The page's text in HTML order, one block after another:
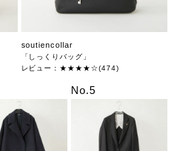
soutiencollar
「しっくりバッグ」
レビュー：★★★★☆(474)
No.5